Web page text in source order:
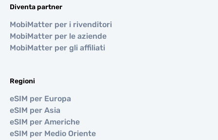
Diventa partner
MobiMatter per i rivenditori
MobiMatter per le aziende
MobiMatter per gli affiliati
Regioni
eSIM per Europa
eSIM per Asia
eSIM per Americhe
eSIM per Medio Oriente